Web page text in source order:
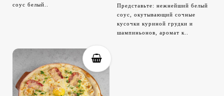
соус белый..
Представьте: нежнейший белый
соус, окутывающий сочные
кусочки куриной грудки и
шампиньонов, аромат к..